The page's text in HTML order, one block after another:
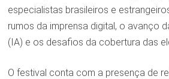
especialistas brasileiros e
rumos da imprensa digital, o avanço
(IA) e os desafios da cobertura das
O festival conta com a presença de